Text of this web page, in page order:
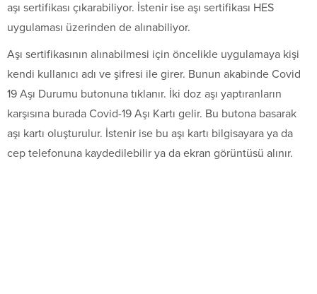
aşı sertifikası çıkarabiliyor. İstenir ise aşı sertifikası HES
uygulaması üzerinden de alınabiliyor.
Aşı sertifikasının alınabilmesi için öncelikle uygulamaya kişi
kendi kullanıcı adı ve şifresi ile girer. Bunun akabinde Covid
19 Aşı Durumu butonuna tıklanır. İki doz aşı yaptıranların
karşısına burada Covid-19 Aşı Kartı gelir. Bu butona basarak
aşı kartı oluşturulur. İstenir ise bu aşı kartı bilgisayara ya da
cep telefonuna kaydedilebilir ya da ekran görüntüsü alınır.